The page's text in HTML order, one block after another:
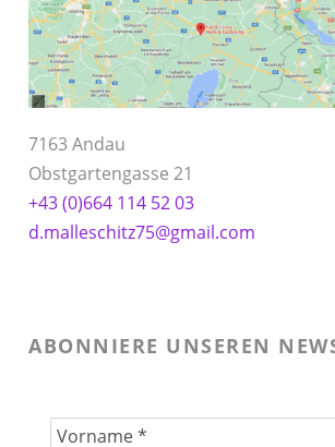
7163 Andau
Obstgartengasse 21
+43 (0)664 114 52 03
d.malleschitz75@gmail.com
ABONNIERE UNSEREN